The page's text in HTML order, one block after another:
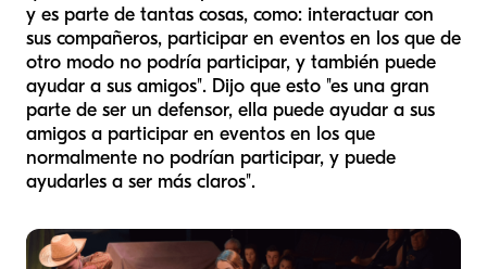
y es parte de tantas cosas, como: interactuar con
sus compañeros, participar en eventos en los que de
otro modo no podría participar, y también puede
ayudar a sus amigos". Dijo que esto "es una gran
parte de ser un defensor, ella puede ayudar a sus
amigos a participar en eventos en los que
normalmente no podrían participar, y puede
ayudarles a ser más claros".